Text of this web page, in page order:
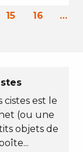
15 16 …
est le
(ou une
objets de